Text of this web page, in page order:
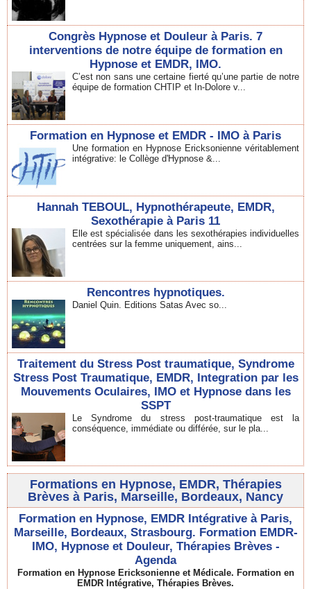
Congrès Hypnose et Douleur à Paris. 7
interventions de notre équipe de formation en
Hypnose et EMDR, IMO.
C’est non sans une certaine fierté qu’une partie de notre
équipe de formation CHTIP et In-Dolore v...
Formation en Hypnose et EMDR - IMO à Paris
Une formation en Hypnose Ericksonienne véritablement
intégrative: le Collège d'Hypnose &...
Hannah TEBOUL, Hypnothérapeute, EMDR,
Sexothérapie à Paris 11
Elle est spécialisée dans les sexothérapies individuelles
centrées sur la femme uniquement, ains...
Rencontres hypnotiques.
Daniel Quin. Editions Satas Avec so...
Traitement du Stress Post traumatique, Syndrome
Stress Post Traumatique, EMDR, Integration par les
Mouvements Oculaires, IMO et Hypnose dans les
SSPT
Le Syndrome du stress post-traumatique est la
conséquence, immédiate ou différée, sur le pla...
Formations en Hypnose, EMDR, Thérapies
Brèves à Paris, Marseille, Bordeaux, Nancy
Formation en Hypnose, EMDR Intégrative à Paris,
Marseille, Bordeaux, Strasbourg. Formation EMDR-
IMO, Hypnose et Douleur, Thérapies Brèves -
Agenda
Formation en Hypnose Ericksonienne et Médicale. Formation en
EMDR Intégrative, Thérapies Brèves.